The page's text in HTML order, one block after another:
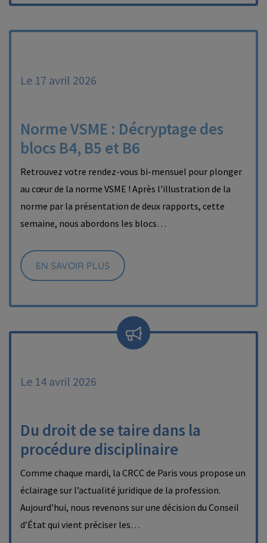
Le 17 avril 2026
Norme VSME : Décryptage des
blocs B4, B5 et B6
Retrouvez votre rendez-vous bi-mensuel pour plonger
au cœur de la norme VSME ! Après l'illustration de la
norme par la présentation de deux rapports, cette
semaine, nous abordons les blocs…
EN SAVOIR PLUS
Le 14 avril 2026
Du droit de se taire dans la
procédure disciplinaire
Comme chaque mardi, la CRCC de Paris vous propose un
éclairage sur l’actualité juridique de la profession.
Aujourd’hui, nous revenons sur une décision du Conseil
d’État qui vient préciser les…